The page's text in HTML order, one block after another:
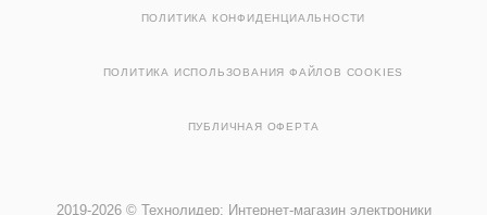
ПОЛИТИКА КОНФИДЕНЦИАЛЬНОСТИ
ПОЛИТИКА ИСПОЛЬЗОВАНИЯ ФАЙЛОВ COOKIES
ПУБЛИЧНАЯ ОФЕРТА
2019-2026 © Технолидер: Интернет-магазин электроники